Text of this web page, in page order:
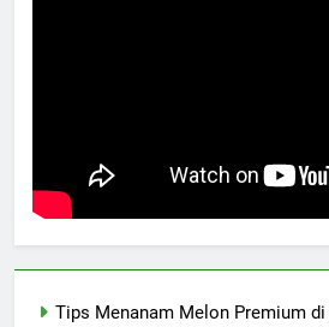
Tips Menanam Melon Premium